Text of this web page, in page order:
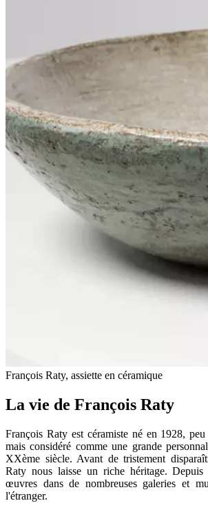
François Raty, assiette en céramique
La vie de François Raty
François Raty est céramiste né en 1928,
mais considéré comme une grande
XXème siècle. Avant de tristement
Raty nous laisse un riche héritage.
œuvres dans de nombreuses galeries et
l'étranger.